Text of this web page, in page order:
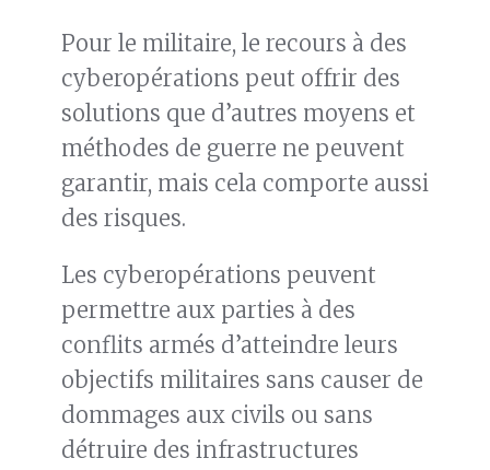
Pour le militaire, le recours à des
cyberopérations peut offrir des
solutions que d’autres moyens et
méthodes de guerre ne peuvent
garantir, mais cela comporte aussi
des risques.
Les cyberopérations peuvent
permettre aux parties à des
conflits armés d’atteindre leurs
objectifs militaires sans causer de
dommages aux civils ou sans
détruire des infrastructures